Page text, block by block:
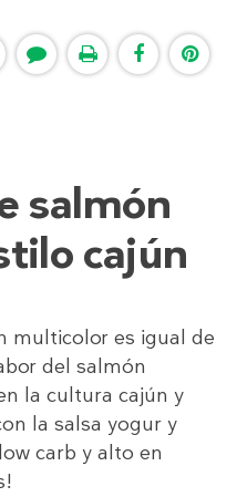
salmón
cajún
multicolor es igual de
del salmón
la cultura cajún y
la salsa yogur y
carb y alto en